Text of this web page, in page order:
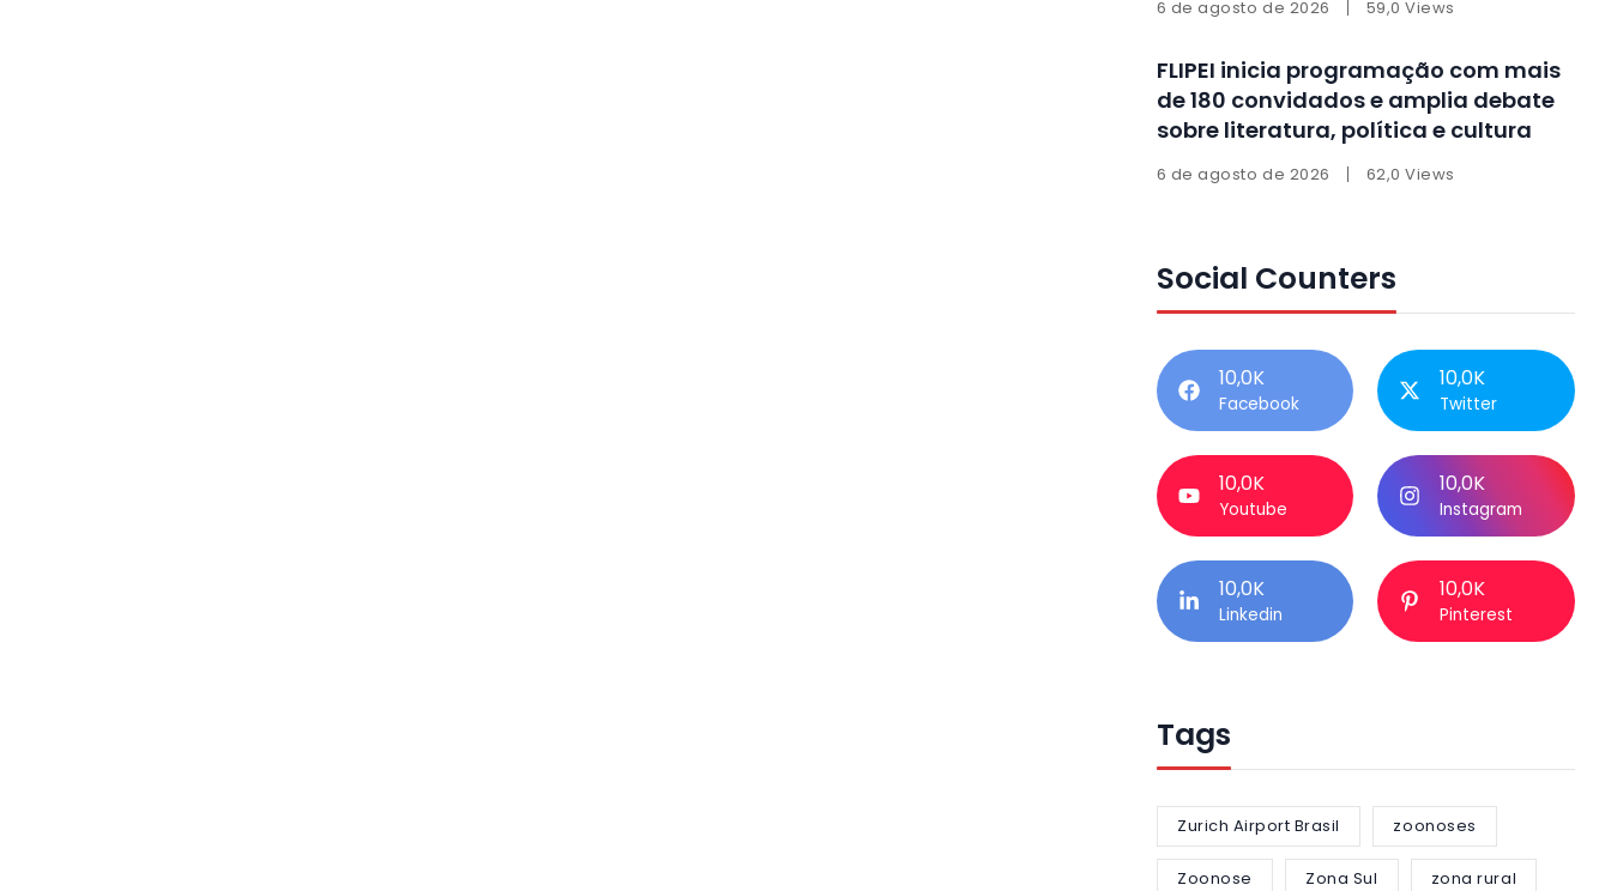
6 de agosto de 2026 59,0 Views
FLIPEI inicia programação com mais
de 180 convidados e amplia debate
sobre literatura, política e cultura
6 de agosto de 2026 62,0 Views
Social Counters
10,0K
Facebook
10,0K
Twitter
10,0K
Youtube
10,0K
Instagram
10,0K
Linkedin
10,0K
Pinterest
Tags
Zurich Airport Brasil zoonoses
Zoonose Zona Sul zona rural